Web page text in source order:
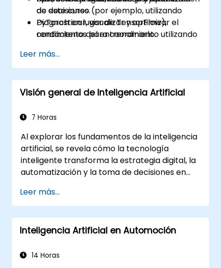
de decisiones.
Diagnosticar, visualizar y optimizar el
rendimiento del entrenamiento utilizando
de este curso (por ejemplo, utilizando
PyTorch en lugar de TensorFlow),
contáctenos para coordinarlo.
Leer más...
Visión general de Inteligencia Artificial
7 Horas
Al explorar los fundamentos de la inteligencia
artificial, se revela cómo la tecnología
inteligente transforma la estrategia digital, la
automatización y la toma de decisiones en
examinan conceptos fundamentales que
abarcan la historia de la IA, marcos para la
resolución de problemas, representación del
conocimiento, razonamiento con
automático, junto con comunicación,
Leer más...
Inteligencia Artificial en Automoción
14 Horas